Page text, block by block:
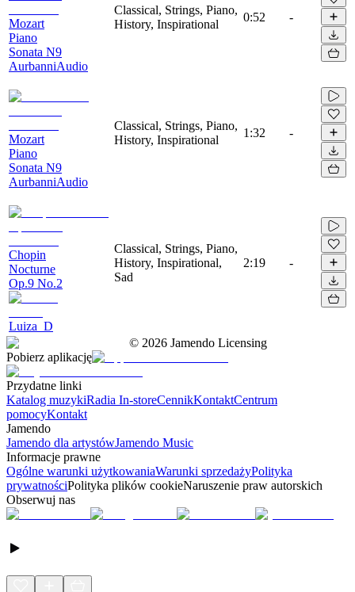
Mozart
Piano
Sonata N9
AurbanniAudio
Classical, Strings, Piano,
History, Inspirational
0:52 -
Mozart
Piano
Sonata N9
AurbanniAudio
Classical, Strings, Piano,
History, Inspirational
1:32 -
Chopin
Nocturne
Op.9 No.2
Luiza_D
Classical, Strings, Piano,
History, Inspirational,
Sad
2:19 -
© 2026 Jamendo Licensing
Pobierz aplikację
Przydatne linki
Katalog muzykiRadia In-storeCennikKontaktCentrum
pomocyKontakt
Jamendo
Jamendo dla artystówJamendo Music
Informacje prawne
Ogólne warunki użytkowaniaWarunki sprzedażyPolityka
prywatnościPolityka plików cookieNaruszenie praw autorskich
Obserwuj nas